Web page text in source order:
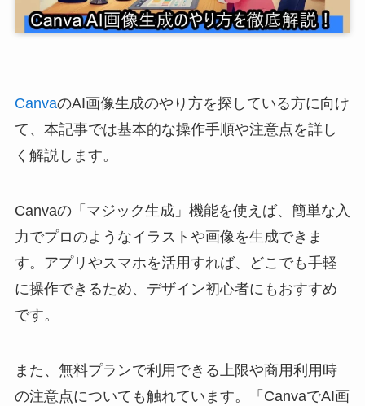
CanvaのAI画像生成のやり方を探している方に向け
て、本記事では基本的な操作手順や注意点を詳し
く解説します。
Canvaの「マジック生成」機能を使えば、簡単な入
力でプロのようなイラストや画像を生成できま
す。アプリやスマホを活用すれば、どこでも手軽
に操作できるため、デザイン初心者にもおすすめ
です。
また、無料プランで利用できる上限や商用利用時
の注意点についても触れています。「CanvaでAI画